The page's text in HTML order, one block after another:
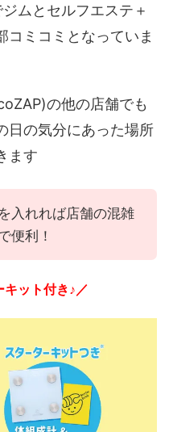
ムとセルフエステ＋
コミコミとなっていま
の他の店舗でも
日の気分にあった場所
ます
入れれば店舗の混雑
便利！
キット付き♪／